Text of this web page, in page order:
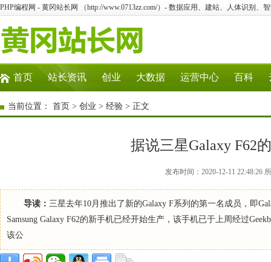
PHP编程网 - 黄冈站长网 （http://www.0713zz.com/）- 数据应用、建站、人体识别、
首页 站长资讯 创业 大数据 运营中心 百科
当前位置： 首页 > 创业 > 经验 > 正文
据说三星Galaxy F62
发布时间：2020-12-11 22:48:26
导读： 三星去年10月推出了新的Galaxy F系列的第一名成员，即
Samsung Galaxy F62的新手机已经开始生产，该手机已于上周经过
该公